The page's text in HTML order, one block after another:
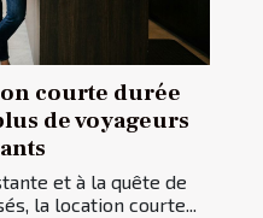
courte durée
de voyageurs
et à la quête de
la location courte...